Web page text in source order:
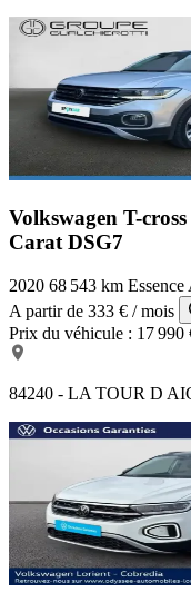
Volkswagen T-
Carat DSG7
2020 68 543 km Essence
A partir de 333 € / mois
Prix du véhicule : 17 990
84240 - LA TOUR D